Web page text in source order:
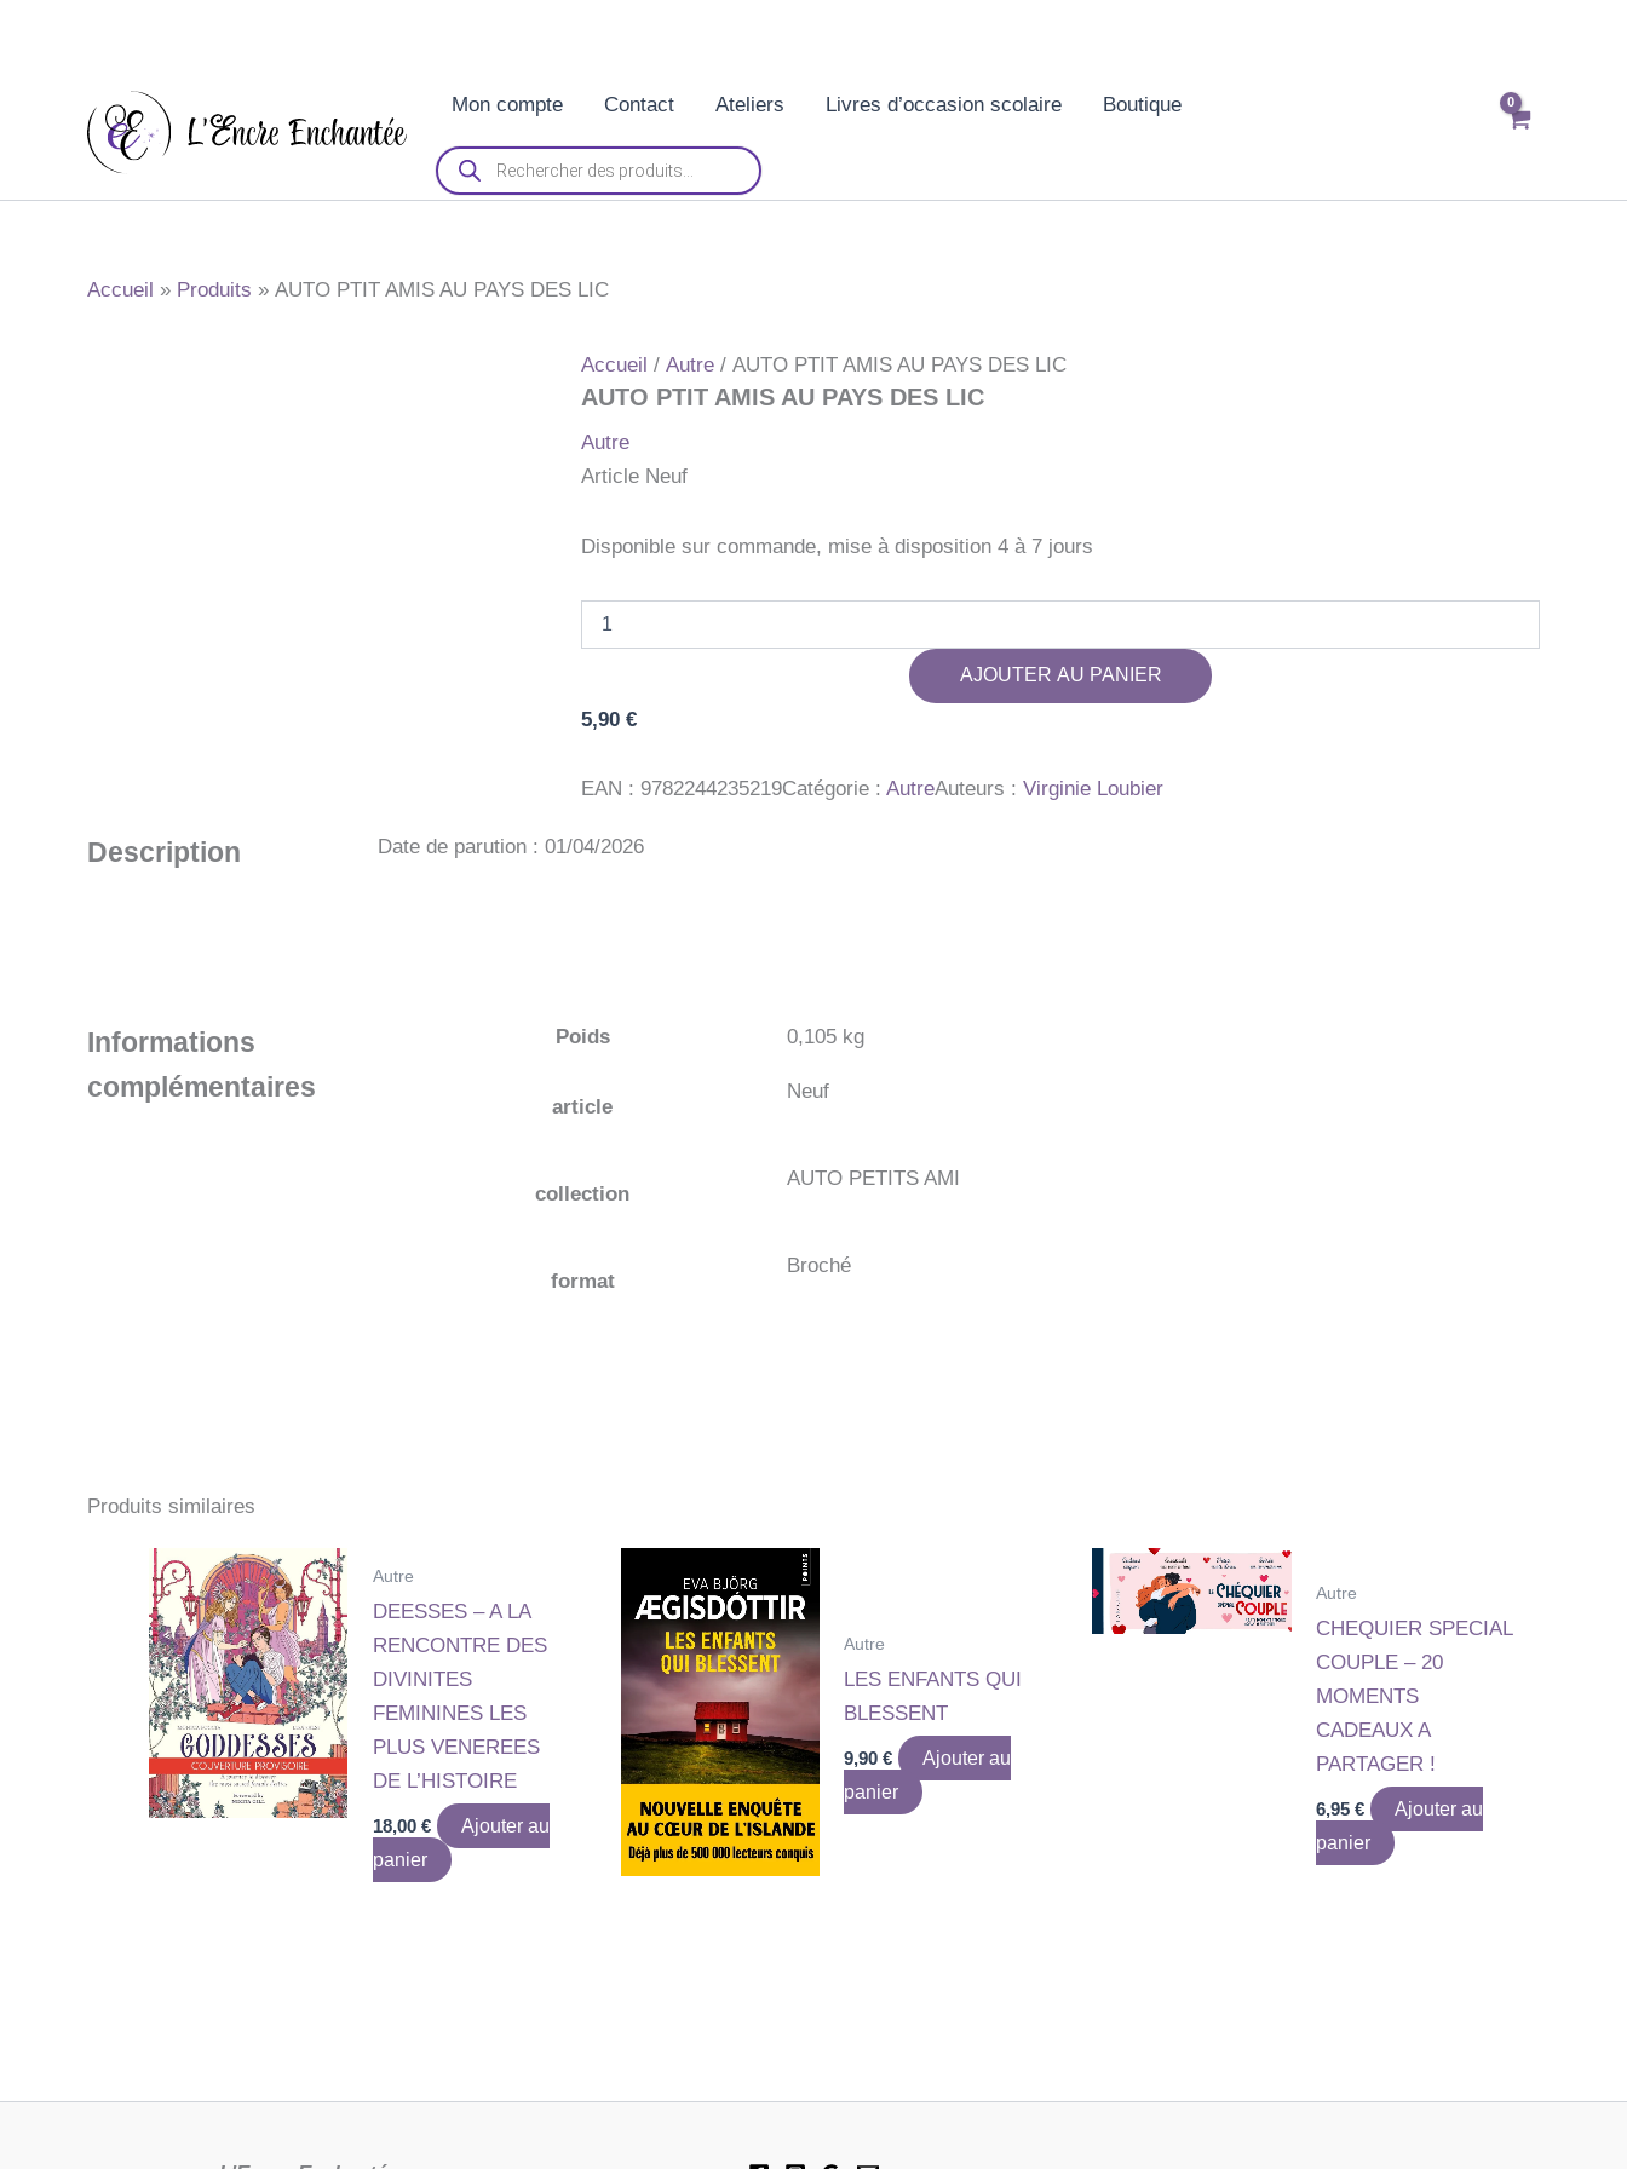
Mon compte Contact Ateliers Livres d’occasion scolaire Boutique
Recherche
de
produits
Accueil Produits AUTO PTIT AMIS AU PAYS DES LIC
Accueil / Autre / AUTO PTIT AMIS AU PAYS DES LIC
AUTO PTIT AMIS AU PAYS DES LIC
Autre
Article Neuf
Disponible sur commande, mise à disposition 4 à 7 jours
AMIS
AU
DES
AJOUTER AU PANIER
5,90 €
EAN : 9782244235219Catégorie : AutreAuteurs : Virginie Loubier
Description Date de parution : 01/04/2026
Informations
complémentaires
Poids 0,105 kg
article
Neuf
collection
AUTO PETITS AMI
format
Broché
Produits similaires
Autre
DEESSES – A LA
RENCONTRE DES
DIVINITES
FEMININES LES
PLUS VENEREES
DE L’HISTOIRE
18,00 €
Ajouter au
panier
Autre
LES ENFANTS QUI
BLESSENT
9,90€
Ajouter au
panier
Autre
CHEQUIER SPECIAL
COUPLE – 20
MOMENTS
CADEAUX A
PARTAGER !
6,95€
Ajouter au
panier